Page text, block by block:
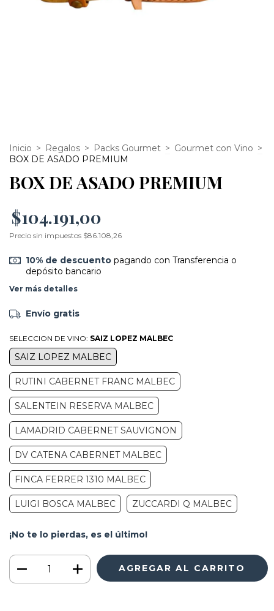
Inicio > Regalos > Packs Gourmet > Gourmet con Vino >
BOX DE ASADO PREMIUM
BOX DE ASADO PREMIUM
$104.191,00
Precio sin impuestos $86.108,26
10% de descuentopagando con Transferencia o
depósito bancario
Ver más detalles
Envío gratis
SELECCION DE VINO: SAIZ LOPEZ MALBEC
SAIZ LOPEZ MALBEC
RUTINI CABERNET FRANC MALBEC
SALENTEIN RESERVA MALBEC
LAMADRID CABERNET SAUVIGNON
DV CATENA CABERNET MALBEC
FINCA FERRER 1310 MALBEC
LUIGI BOSCA MALBEC ZUCCARDI Q MALBEC
¡No te lo pierdas, es el último!